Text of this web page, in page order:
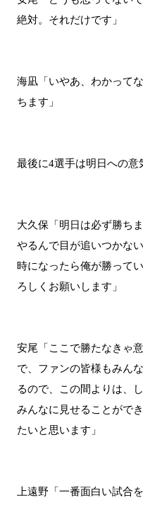
絶対。それだけです」
海凪「いやあ、わかって
ちます」
最後に4選手は明日への意
大久保「明日は必ず勝ち
やるんで目が追いつかな
時になったら俺が勝って
ろしくお願いします」
安尾「ここで勝たなきゃ
で、ファンの皆様もみん
るので、この間よりは、
みんなに見せることがで
たいと思います」
上遠野「一番面白い試合